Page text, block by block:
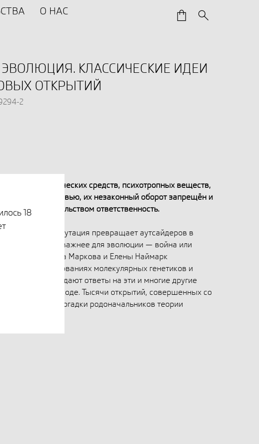
О НАС
18
КЛАССИЧЕСКИЕ ИДЕИ
ОТКРЫТИЙ
2
наркотических средств, психотропных веществ,
вред здоровью, их незаконный оборот запрещён и
законодательством ответственность.
Как случайная мутация превращает аутсайдеров в
Что важнее для эволюции — война или
Книга Александра Маркова и Елены Наймарк
исследованиях молекулярных генетиков и
которые дают ответы на эти и многие другие
в природе. Тысячи открытий, совершенных со
подтверждают догадки родоначальников теории